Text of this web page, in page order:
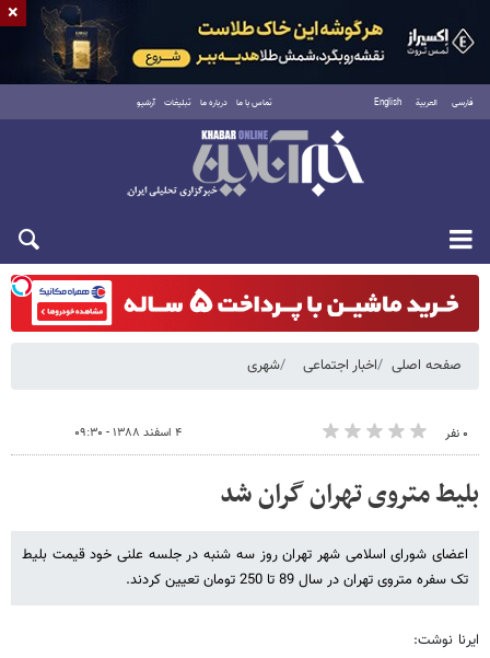
فارسی العربية English تماس با ما درباره ما تبلیغات آرشیو
شنبه ۱۷ مرداد ۱۴۰۵
صفحه اصلی اخبار اجتماعی شهری
۰ نفر ۴ اسفند ۱۳۸۸ - ۰۹:۳۰
بلیط متروی تهران گران شد
اعضای شورای اسلامی شهر تهران روز سه شنبه در جلسه علنی خود قیمت بلیط
تک سفره متروی تهران در سال 89 تا 250 تومان تعیین کردند.
ایرنا نوشت:
×